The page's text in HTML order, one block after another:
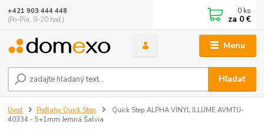
Menu
Hľadať
+421 903 444 448
(Po-Pia, 8-20 hod.)
0 ks
za 0 €
Úvod Podlahy Quick Step
Quick Step ALPHA VINYL ILLUME AVMTU-
40334 - 5+1mm Jemná Šalvia